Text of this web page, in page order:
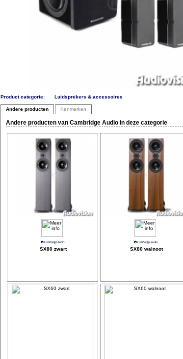
Product categorie: Luidsprekers & accessoires
Andere producten Kenmerken
Andere producten van Cambridge Audio in deze categorie
SX80 zwart SX80 walnoot